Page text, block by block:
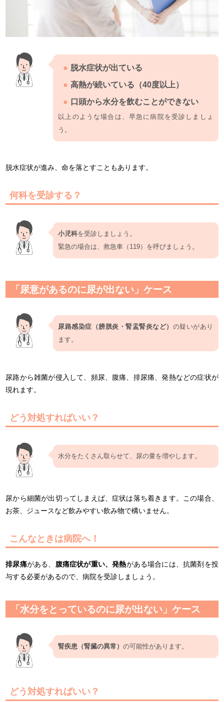
脱水症状が出ている
高熱が続いている（40度以上）
口頭から水分を飲むことができない
以上のような場合は、早急に病院を受診しましょ
う。
脱水症状が進み、命を落とすこともあります。
何科を受診する？
小児科を受診しましょう。
緊急の場合は、救急車（119）を呼びましょう。
「尿意があるのに尿が出ない」ケース
尿路感染症（膀胱炎・腎盂腎炎など） の疑いがあり
ます。
尿路から雑菌が侵入して、頻尿、腹痛、排尿痛、発熱などの症状が
現れます。
どう対処すればいい？
水分をたくさん取らせて、尿の量を増やします。
尿から細菌が出切ってしまえば、症状は落ち着きます。この場合、
お茶、ジュースなど飲みやすい飲み物で構いません。
こんなときは病院へ！
排尿痛がある、 腹痛症状が重い、発熱がある場合には、抗菌剤を投
与する必要があるので、病院を受診しましょう。
「水分をとっているのに尿が出ない」ケース
腎疾患（腎臓の異常）の可能性があります。
どう対処すればいい？